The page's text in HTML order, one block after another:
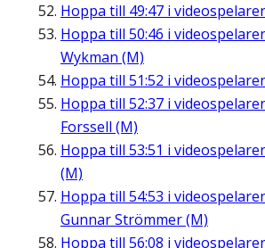
Hoppa till 49:47 i
Hoppa till 50:46 i
Wykman (M)
Hoppa till 51:52 i
Hoppa till 52:37 i
Forssell (M)
Hoppa till 53:51 i
(M)
Hoppa till 54:53 i
Gunnar Strömmer (M)
Hoppa till 56:08 i